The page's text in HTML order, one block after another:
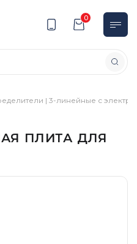
0
| 3-линейные с
ПЛИТА ДЛЯ